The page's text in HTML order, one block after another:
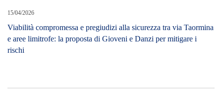
15/04/2026
Viabilità compromessa e pregiudizi alla sicurezza tra via Taormina
e aree limitrofe: la proposta di Gioveni e Danzi per mitigare i
rischi